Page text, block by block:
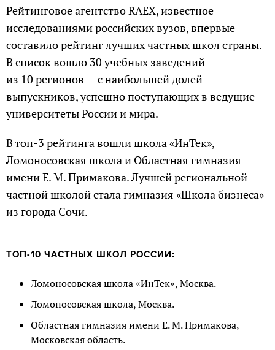
Рейтинговое агентство RAEX, известное
исследованиями российских вузов, впервые
составило рейтинг лучших частных школ страны.
В список вошло 30 учебных заведений
из 10 регионов — с наибольшей долей
выпускников, успешно поступающих в ведущие
университеты России и мира.
В топ-3 рейтинга вошли школа «ИнТек»,
Ломоносовская школа и Областная гимназия
имени Е. М. Примакова. Лучшей региональной
частной школой стала гимназия «Школа бизнеса»
из города Сочи.
ТОП-10 ЧАСТНЫХ ШКОЛ РОССИИ:
Ломоносовская школа «ИнТек», Москва.
Ломоносовская школа, Москва.
Областная гимназия имени Е. М. Примакова,
Московская область.